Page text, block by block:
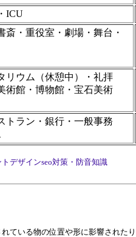
ICU
斎・重役室・劇場・舞台・
リウム（休憩中）・礼拝
術館・博物館・宝石美術
トラン・銀行・一般事務
デザインseo対策・防音知識
ている物の位置や形に影響された